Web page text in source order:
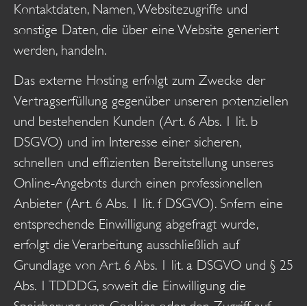
Kontaktdaten, Namen, Websitezugriffe und
sonstige Daten, die über eine Website generiert
werden, handeln.
Das externe Hosting erfolgt zum Zwecke der
Vertragserfüllung gegenüber unseren potenziellen
und bestehenden Kunden (Art. 6 Abs. 1 lit. b
DSGVO) und im Interesse einer sicheren,
schnellen und effizienten Bereitstellung unseres
Online-Angebots durch einen professionellen
Anbieter (Art. 6 Abs. 1 lit. f DSGVO). Sofern eine
entsprechende Einwilligung abgefragt wurde,
erfolgt die Verarbeitung ausschließlich auf
Grundlage von Art. 6 Abs. 1 lit. a DSGVO und § 25
Abs. 1 TDDDG, soweit die Einwilligung die